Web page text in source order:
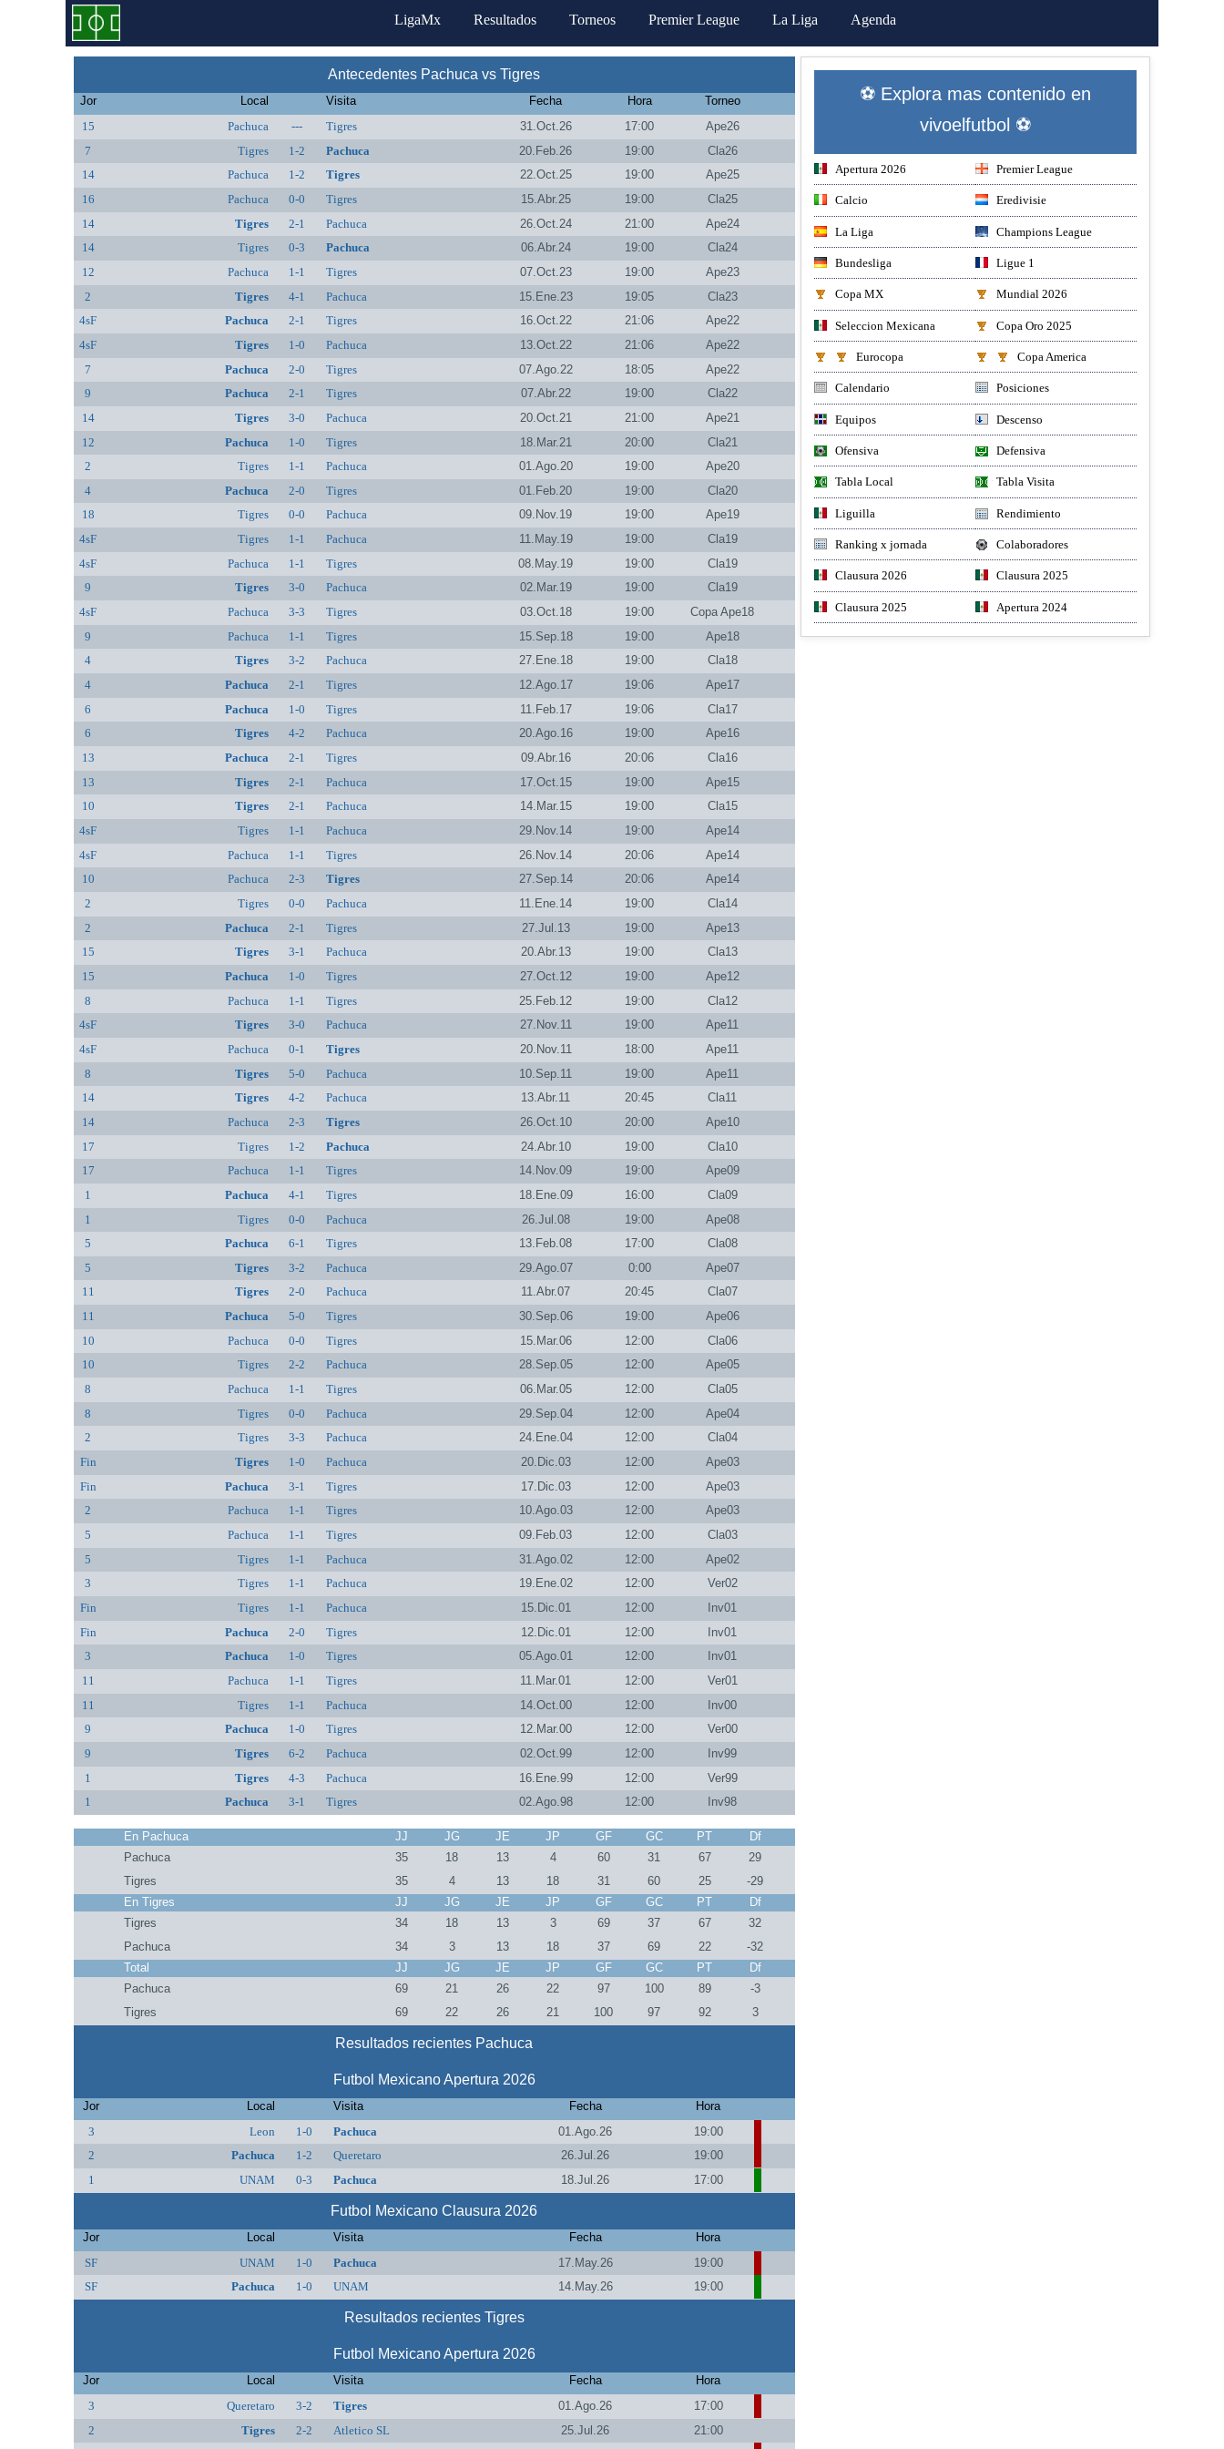
LigaMx Resultados Torneos Premier League La Liga Agenda
Antecedentes Pachuca vs Tigres
Jor Local Visita Fecha Hora
Torneo
15
Pachuca --- Tigres 31.Oct.26 17:00
Ape26
7
Tigres 1-2 Pachuca 20.Feb.26 19:00
Cla26
14
Pachuca 1-2 Tigres 22.Oct.25 19:00
Ape25
16
Pachuca 0-0 Tigres 15.Abr.25 19:00
Cla25
14
Tigres 2-1 Pachuca 26.Oct.24 21:00
Ape24
14
Tigres 0-3 Pachuca 06.Abr.24 19:00
Cla24
12
Pachuca 1-1 Tigres 07.Oct.23 19:00
Ape23
2
Tigres 4-1 Pachuca 15.Ene.23 19:05
Cla23
4sF
Pachuca 2-1 Tigres 16.Oct.22 21:06
Ape22
4sF
Tigres 1-0 Pachuca 13.Oct.22 21:06
Ape22
7
Pachuca 2-0 Tigres 07.Ago.22 18:05
Ape22
9
Pachuca 2-1 Tigres 07.Abr.22 19:00
Cla22
14
Tigres 3-0 Pachuca 20.Oct.21 21:00
Ape21
12
Pachuca 1-0 Tigres 18.Mar.21 20:00
Cla21
2
Tigres 1-1 Pachuca 01.Ago.20 19:00
Ape20
4
Pachuca 2-0 Tigres 01.Feb.20 19:00
Cla20
18
Tigres 0-0 Pachuca 09.Nov.19 19:00
Ape19
4sF
Tigres 1-1 Pachuca 11.May.19 19:00
Cla19
4sF
Pachuca 1-1 Tigres 08.May.19 19:00
Cla19
9
Tigres 3-0 Pachuca 02.Mar.19 19:00
Cla19
4sF
Pachuca 3-3 Tigres 03.Oct.18 19:00
Copa Ape18
9
Pachuca 1-1 Tigres 15.Sep.18 19:00
Ape18
4
Tigres 3-2 Pachuca 27.Ene.18 19:00
Cla18
4
Pachuca 2-1 Tigres 12.Ago.17 19:06
Ape17
6
Pachuca 1-0 Tigres 11.Feb.17 19:06
Cla17
6
Tigres 4-2 Pachuca 20.Ago.16 19:00
Ape16
13
Pachuca 2-1 Tigres 09.Abr.16 20:06
Cla16
13
Tigres 2-1 Pachuca 17.Oct.15 19:00
Ape15
10
Tigres 2-1 Pachuca 14.Mar.15 19:00
Cla15
4sF
Tigres 1-1 Pachuca 29.Nov.14 19:00
Ape14
4sF
Pachuca 1-1 Tigres 26.Nov.14 20:06
Ape14
10
Pachuca 2-3 Tigres 27.Sep.14 20:06
Ape14
2
Tigres 0-0 Pachuca 11.Ene.14 19:00
Cla14
2
Pachuca 2-1 Tigres 27.Jul.13 19:00
Ape13
15
Tigres 3-1 Pachuca 20.Abr.13 19:00
Cla13
15
Pachuca 1-0 Tigres 27.Oct.12 19:00
Ape12
8
Pachuca 1-1 Tigres 25.Feb.12 19:00
Cla12
4sF
Tigres 3-0 Pachuca 27.Nov.11 19:00
Ape11
4sF
Pachuca 0-1 Tigres 20.Nov.11 18:00
Ape11
8
Tigres 5-0 Pachuca 10.Sep.11 19:00
Ape11
14
Tigres 4-2 Pachuca 13.Abr.11 20:45
Cla11
14
Pachuca 2-3 Tigres 26.Oct.10 20:00
Ape10
17
Tigres 1-2 Pachuca 24.Abr.10 19:00
Cla10
17
Pachuca 1-1 Tigres 14.Nov.09 19:00
Ape09
1
Pachuca 4-1 Tigres 18.Ene.09 16:00
Cla09
1
Tigres 0-0 Pachuca 26.Jul.08 19:00
Ape08
5
Pachuca 6-1 Tigres 13.Feb.08 17:00
Cla08
5
Tigres 3-2 Pachuca 29.Ago.07 0:00
Ape07
11
Tigres 2-0 Pachuca 11.Abr.07 20:45
Cla07
11
Pachuca 5-0 Tigres 30.Sep.06 19:00
Ape06
10
Pachuca 0-0 Tigres 15.Mar.06 12:00
Cla06
10
Tigres 2-2 Pachuca 28.Sep.05 12:00
Ape05
8
Pachuca 1-1 Tigres 06.Mar.05 12:00
Cla05
8
Tigres 0-0 Pachuca 29.Sep.04 12:00
Ape04
2
Tigres 3-3 Pachuca 24.Ene.04 12:00
Cla04
Fin
Tigres 1-0 Pachuca 20.Dic.03 12:00
Ape03
Fin
Pachuca 3-1 Tigres 17.Dic.03 12:00
Ape03
2
Pachuca 1-1 Tigres 10.Ago.03 12:00
Ape03
5
Pachuca 1-1 Tigres 09.Feb.03 12:00
Cla03
5
Tigres 1-1 Pachuca 31.Ago.02 12:00
Ape02
3
Tigres 1-1 Pachuca 19.Ene.02 12:00
Ver02
Fin
Tigres 1-1 Pachuca 15.Dic.01 12:00
Inv01
Fin
Pachuca 2-0 Tigres 12.Dic.01 12:00
Inv01
3
Pachuca 1-0 Tigres 05.Ago.01 12:00
Inv01
11
Pachuca 1-1 Tigres 11.Mar.01 12:00
Ver01
11
Tigres 1-1 Pachuca 14.Oct.00 12:00
Inv00
9
Pachuca 1-0 Tigres 12.Mar.00 12:00
Ver00
9
Tigres 6-2 Pachuca 02.Oct.99 12:00
Inv99
1
Tigres 4-3 Pachuca 16.Ene.99 12:00
Ver99
1
Pachuca 3-1 Tigres 02.Ago.98 12:00 Inv98
En Pachuca JJ JG JE JP GF GC PT
Df
Pachuca
35 18 13 4 60 31 67
29
Tigres
35 4 13 18 31 60 25
-29
En Tigres
JJ JG JE JP GF GC PT
Df
Tigres
34 18 13 3 69 37 67
32
Pachuca
34 3 13 18 37 69 22
-32
Total
JJ JG JE JP GF GC PT
Df
Pachuca
69 21 26 22 97 100 89
-3
Tigres
69 22 26 21 100 97 92 3
Resultados recientes Pachuca
Futbol Mexicano Apertura 2026
Jor Local Visita Fecha
Hora
3
Leon 1-0 Pachuca 01.Ago.26
19:00
2
Pachuca 1-2 Queretaro 26.Jul.26
19:00
1
UNAM 0-3 Pachuca 18.Jul.26 17:00
Futbol Mexicano Clausura 2026
Jor Local Visita Fecha
Hora
SF
UNAM 1-0 Pachuca 17.May.26
19:00
SF
Pachuca 1-0 UNAM 14.May.26 19:00
Resultados recientes Tigres
Futbol Mexicano Apertura 2026
Jor Local Visita Fecha
Hora
3
Queretaro 3-2 Tigres 01.Ago.26
17:00
2
Tigres 2-2 Atletico SL 25.Jul.26
21:00
⚽ Explora mas contenido en
vivoelfutbol ⚽
Apertura 2026 Premier League
Calcio Eredivisie
La Liga Champions League
Bundesliga Ligue 1
Copa MX Mundial 2026
Seleccion Mexicana Copa Oro 2025
Eurocopa Copa America
Calendario Posiciones
Equipos Descenso
Ofensiva Defensiva
Tabla Local Tabla Visita
Liguilla Rendimiento
Ranking x jornada Colaboradores
Clausura 2026 Clausura 2025
Clausura 2025 Apertura 2024